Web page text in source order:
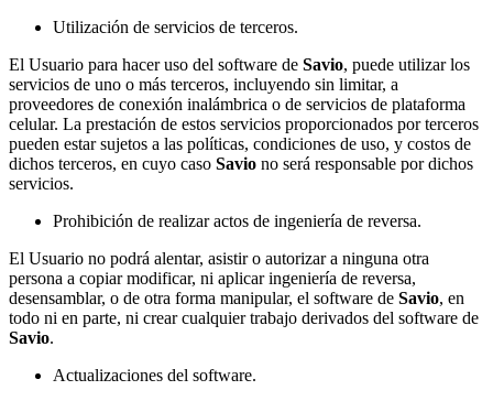
Utilización de servicios de terceros.
El Usuario para hacer uso del software de Savio, puede utilizar los
servicios de uno o más terceros, incluyendo sin limitar, a
proveedores de conexión inalámbrica o de servicios de plataforma
celular. La prestación de estos servicios proporcionados por terceros
pueden estar sujetos a las políticas, condiciones de uso, y costos de
dichos terceros, en cuyo caso Savio no será responsable por dichos
servicios.
Prohibición de realizar actos de ingeniería de reversa.
El Usuario no podrá alentar, asistir o autorizar a ninguna otra
persona a copiar modificar, ni aplicar ingeniería de reversa,
desensamblar, o de otra forma manipular, el software de Savio, en
todo ni en parte, ni crear cualquier trabajo derivados del software de
Savio.
Actualizaciones del software.